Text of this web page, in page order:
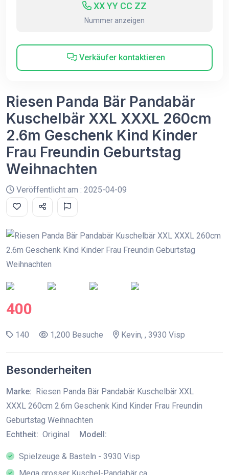
XX YY CC ZZ
Nummer anzeigen
Verkäufer kontaktieren
Riesen Panda Bär Pandabär
Kuschelbär XXL XXXL 260cm
2.6m Geschenk Kind Kinder
Frau Freundin Geburtstag
Weihnachten
Veröffentlicht am : 2025-04-09
400
140 1,200 Besuche Kevin, , 3930 Visp
Besonderheiten
Marke: Riesen Panda Bär Pandabär Kuschelbär XXL
XXXL 260cm 2.6m Geschenk Kind Kinder Frau Freundin
Geburtstag Weihnachten
Echtheit: Original Modell:
Spielzeuge & Basteln - 3930 Visp